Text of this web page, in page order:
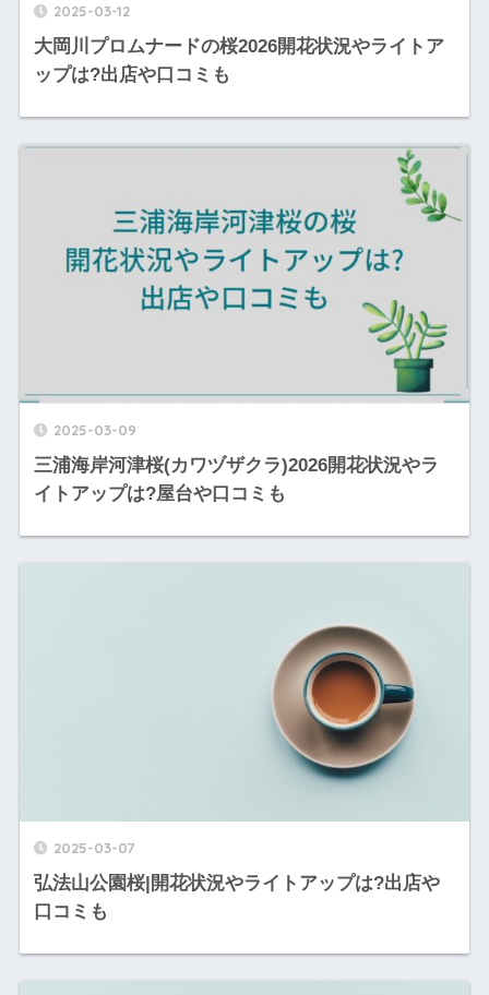
2025-03-12
大岡川プロムナードの桜2026開花状況やライトア
ップは?出店や口コミも
2025-03-09
三浦海岸河津桜(カワヅザクラ)2026開花状況やラ
イトアップは?屋台や口コミも
2025-03-07
弘法山公園桜|開花状況やライトアップは?出店や
口コミも